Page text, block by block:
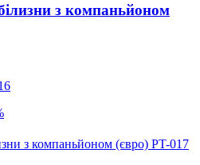
з компаньйоном